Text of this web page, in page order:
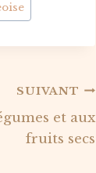
SUIVANT
et aux
fruits secs